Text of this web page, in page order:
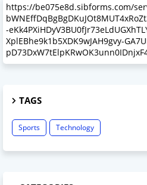
https://be075e8d.sibforms.com/
-
XplEBhe9k1b5XDK9wJAH9gvy-
TAGS
Sports Technology